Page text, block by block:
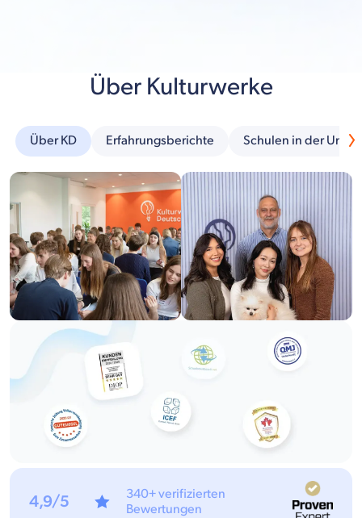
Über Kulturwerke
Über KD Erfahrungsberichte Schulen in der
4,9/5
340+ verifizierten
Bewertungen